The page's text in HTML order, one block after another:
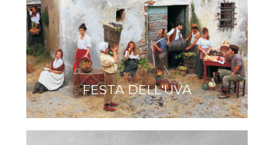
FESTA DELL'UVA